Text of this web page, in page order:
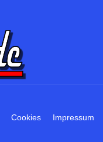
Cookies Impressum